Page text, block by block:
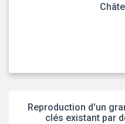
Reproduction d'un
clés existant par